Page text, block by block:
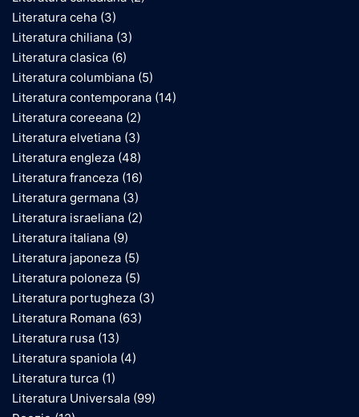
Literatura ceha (3)
Literatura chiliana (3)
Literatura clasica (6)
Literatura columbiana (5)
Literatura contemporana (14)
Literatura coreeana (2)
Literatura elvetiana (3)
Literatura engleza (48)
Literatura franceza (16)
Literatura germana (3)
Literatura israeliana (2)
Literatura italiana (9)
Literatura japoneza (5)
Literatura poloneza (5)
Literatura portugheza (3)
Literatura Romana (63)
Literatura rusa (13)
Literatura spaniola (4)
Literatura turca (1)
Literatura Universala (99)